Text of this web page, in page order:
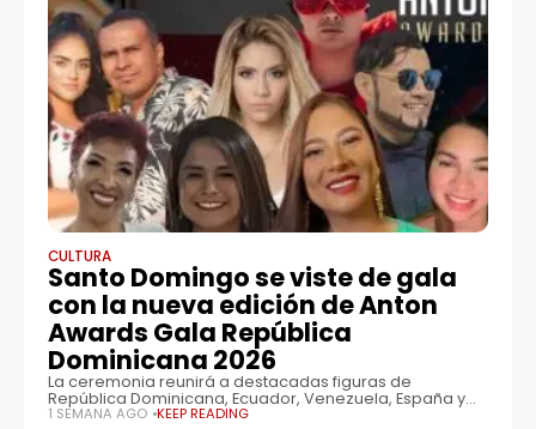
CULTURA
Santo Domingo se viste de gala
con la nueva edición de Anton
Awards Gala República
Dominicana 2026
La ceremonia reunirá a destacadas figuras de
República Dominicana, Ecuador, Venezuela, España y
Colombia en una noche dedicada al reconocimiento
1 SEMANA AGO KEEP READING